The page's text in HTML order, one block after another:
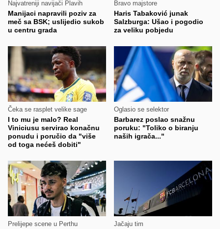
Najvatreniji navijači Plavih
Manijaci napravili poziv za
meč sa BSK; uslijedio sukob
u centru grada
Bravo majstore
Haris Tabaković junak
Salzburga: Ušao i pogodio
za veliku pobjedu
Čeka se rasplet velike sage
I to mu je malo? Real
Viniciusu servirao konačnu
ponudu i poručio da "više
od toga nećeš dobiti"
Oglasio se selektor
Barbarez poslao snažnu
poruku: "Toliko o biranju
naših igrača..."
Prelijepe scene u Perthu Jačaju tim